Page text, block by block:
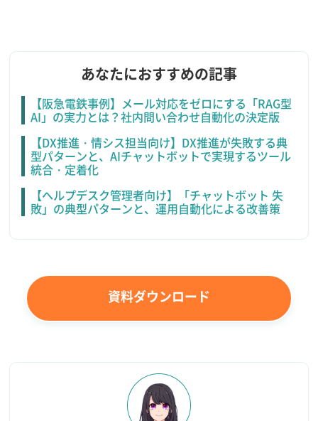
あなたにおすすめの記事
【阪急電鉄事例】メール対応をゼロにする「RAG型
AI」の実力とは？社内問い合わせ自動化の決定版
【DX推進・情シス担当向け】DX推進が失敗する典
型パターンと、AIチャットボットで実現するツール
統合・定着化
【ヘルプデスク管理者向け】「チャットボット 失
敗」の典型パターンと、運用自動化による改善策
資料ダウンロード